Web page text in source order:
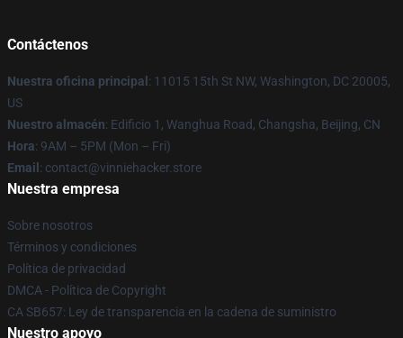
Contáctenos
Nuestra oficina principal : 11015 15th St NW, Washington, DC 20005,
US
Nuestro almacén: Edificio 1, Wanghua Road, Changsha, Beijing, CN
Hora: 9AM – 5PM (Mon – Fri)
Email : contact@vinniehacker.store
Nuestra empresa
Sobre nosotros
Términos y condiciones
Política de privacidad
DMCA - Política de Copyright
CA SB657: Ley de transparencia en la cadena de suministro
Nuestro apoyo